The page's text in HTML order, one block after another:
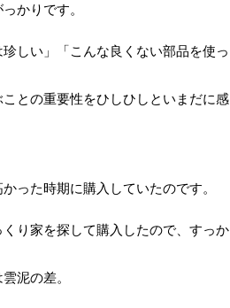
かりです。
しい」「こんな良くない部品を使っ
との重要性をひしひしといまだに感
った時期に購入していたのです。
り家を探して購入したので、すっか
泥の差。